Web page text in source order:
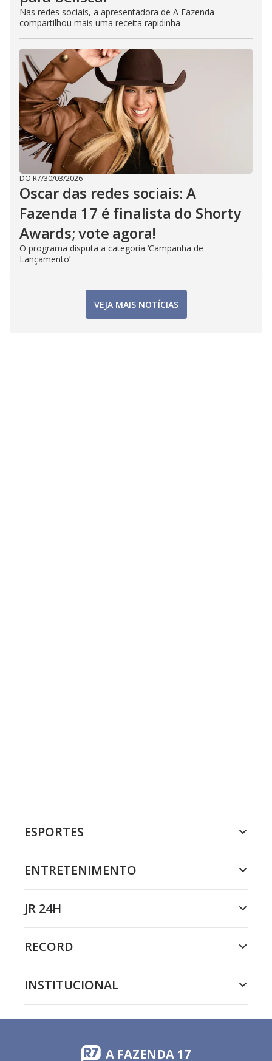
Nas redes sociais, a apresentadora de A Fazenda
compartilhou mais uma receita rapidinha
DO R7/30/03/2026
Oscar das redes sociais: A
Fazenda 17 é finalista do Shorty
Awards; vote agora!
O programa disputa a categoria ‘Campanha de
Lançamento’
VEJA MAIS NOTÍCIAS
ESPORTES
ENTRETENIMENTO
JR 24H
RECORD
INSTITUCIONAL
A FAZENDA 17